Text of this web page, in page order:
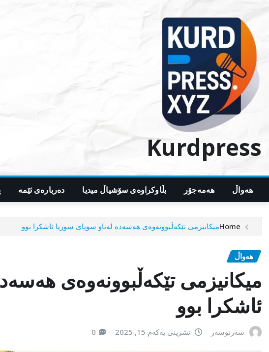
content
Kurdpress
هەواڵ هەمەجۆر بڵاوکراوەی سۆشیاڵ میدیا دەربارەی ئێمە
Homeمیکانیزمی تێکەڵبوونەوەی هەسەدە لەناو سوپای سوریا ئاشکرا بوو
هەواڵ
میکانیزمی تێکەڵبوونەوەی
ئاشکرا بوو
سەرنوسەر تشرینی یەکەم 15, 2025 0